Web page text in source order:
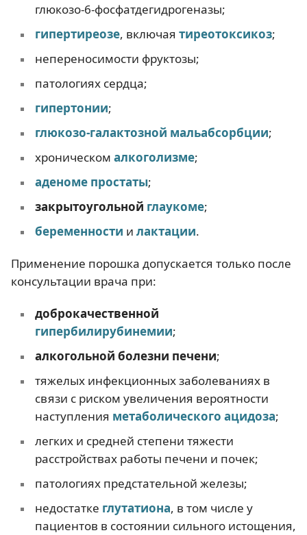
глюкозо-6-фосфатдегидрогеназы;
гипертиреозе, включая тиреотоксикоз;
непереносимости фруктозы;
патологиях сердца;
гипертонии;
глюкозо-галактозной мальабсорбции;
хроническом алкоголизме;
аденоме простаты;
закрытоугольной глаукоме;
беременности и лактации.
Применение порошка допускается только после
консультации врача при:
доброкачественной
гипербилирубинемии;
алкогольной болезни печени;
тяжелых инфекционных заболеваниях в
связи с риском увеличения вероятности
наступления метаболического ацидоза;
легких и средней степени тяжести
расстройствах работы печени и почек;
патологиях предстательной железы;
недостатке глутатиона, в том числе у
пациентов в состоянии сильного истощения,